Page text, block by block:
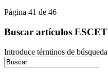
Página 41 de 46
Buscar artículos ESCET
Introduce términos de búsqueda